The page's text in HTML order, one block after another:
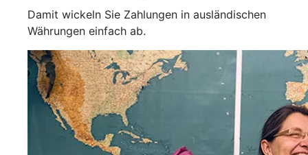
Damit wickeln Sie Zahlungen in ausländischen
Währungen einfach ab.